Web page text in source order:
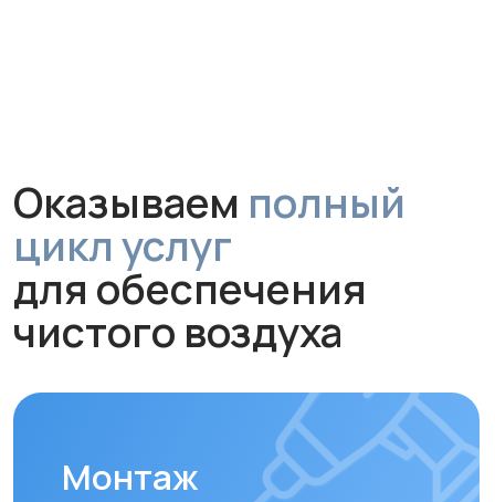
Обслуживание и
диагностика
за 1 час без грязи и сложного
ремонта. Гарантируем аккуратную
работу и надежное крепление